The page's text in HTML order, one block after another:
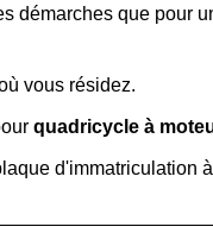
démarches que pour
vous résidez.
quadricycle à
d'immatriculation